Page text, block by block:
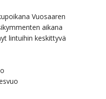
Vuosaaren
aikana
lintuihin keskittyvä